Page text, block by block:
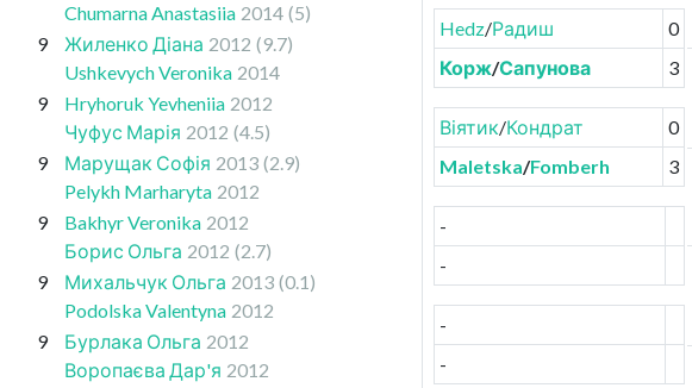
Chumarna Anastasiia 2014 (5)
9
Жиленко Діана 2012 (9.7)
Ushkevych Veronika 2014
9
Hryhoruk Yevheniia 2012
Чуфус Марія 2012 (4.5)
9
Марущак Софія 2013 (2.9)
Pelykh Marharyta 2012
9
Bakhyr Veronika 2012
Борис Ольга 2012 (2.7)
9
Михальчук Ольга 2013 (0.1)
Podolska Valentyna 2012
9
Бурлака Ольга 2012
Воропаєва Дар'я 2012
Hedz/Радиш
0
Корж/Сапунова 3
Віятик/Кондрат
0
Maletska/Fomberh 3
-
-
-
-